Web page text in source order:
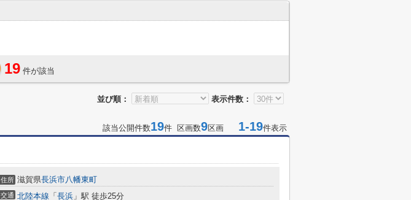
19 件が該当
並び順： 表示件数：
該当公開件数19件 区画数9区画 1-19件表示
住所 滋賀県長浜市八幡東町
交通 北陸本線 「 長浜 」駅 徒歩25分